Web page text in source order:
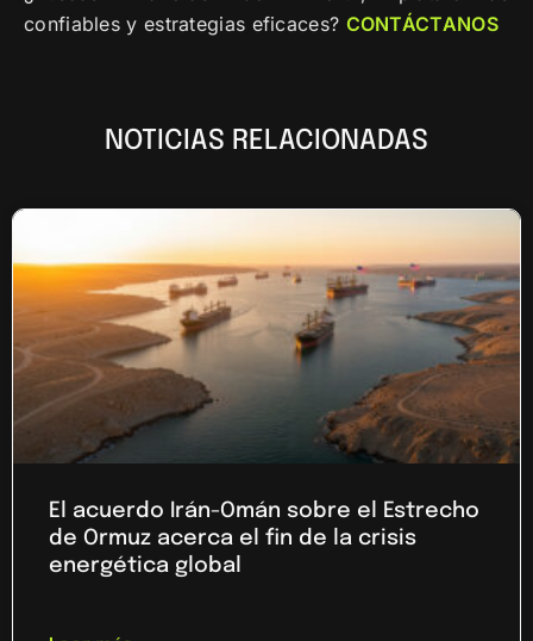
confiables y estrategias eficaces? CONTÁCTANOS
NOTICIAS RELACIONADAS
El acuerdo Irán-Omán sobre el Estrecho
de Ormuz acerca el fin de la crisis
energética global